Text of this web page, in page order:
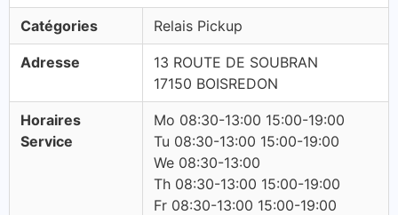
Catégories Relais Pickup
Adresse
13 ROUTE DE SOUBRAN
17150 BOISREDON
Horaires
Service
Mo 08:30-13:00 15:00-19:00
Tu 08:30-13:00 15:00-19:00
We 08:30-13:00
Th 08:30-13:00 15:00-19:00
Fr 08:30-13:00 15:00-19:00